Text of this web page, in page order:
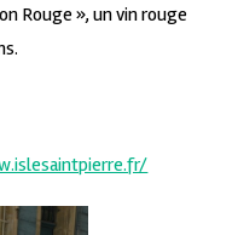
Rouge », un vin rouge